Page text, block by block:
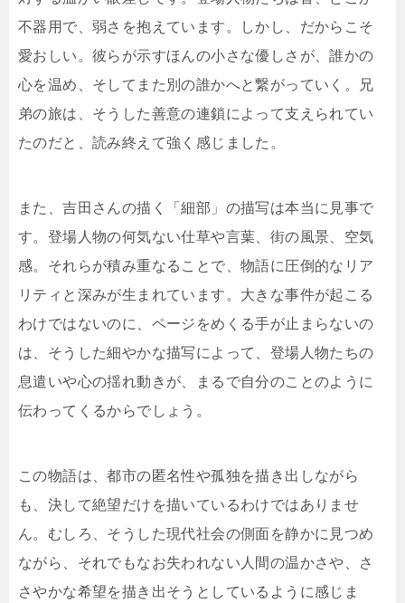
不器用で、弱さを抱えています。しかし、だからこそ
愛おしい。彼らが示すほんの小さな優しさが、誰かの
心を温め、そしてまた別の誰かへと繋がっていく。兄
弟の旅は、そうした善意の連鎖によって支えられてい
たのだと、読み終えて強く感じました。
また、吉田さんの描く「細部」の描写は本当に見事で
す。登場人物の何気ない仕草や言葉、街の風景、空気
感。それらが積み重なることで、物語に圧倒的なリア
リティと深みが生まれています。大きな事件が起こる
わけではないのに、ページをめくる手が止まらないの
は、そうした細やかな描写によって、登場人物たちの
息遣いや心の揺れ動きが、まるで自分のことのように
伝わってくるからでしょう。
この物語は、都市の匿名性や孤独を描き出しながら
も、決して絶望だけを描いているわけではありませ
ん。むしろ、そうした現代社会の側面を静かに見つめ
ながら、それでもなお失われない人間の温かさや、さ
さやかな希望を描き出そうとしているように感じま